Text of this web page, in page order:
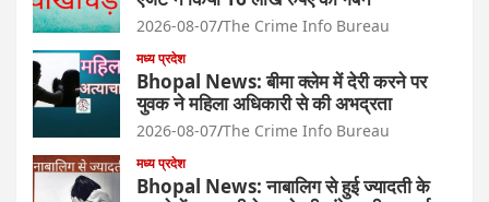
2026-08-07 The Crime Info Bureau
मध्य प्रदेश
Bhopal News: बीमा क्लेम में देरी करने पर
युवक ने महिला अधिकारी से की अभद्रता
2026-08-07 The Crime Info Bureau
मध्य प्रदेश
Bhopal News: नाबालिग से हुई ज्यादती के